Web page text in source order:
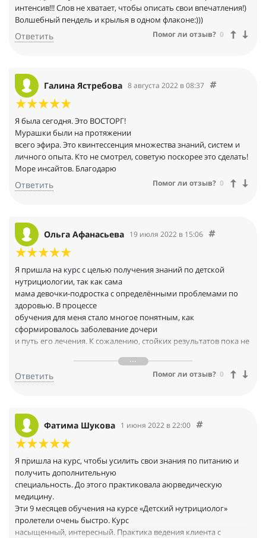
интенсив!!! Слов не хватает, чтобы описать свои впечатления!)
Волшебный пендель и крылья в одном флаконе:)))
Ответить Помог ли отзыв? 0
Галина Ястребова 8 августа 2022 в 08:37
Я была сегодня. Это ВОСТОРГ!
Мурашки были на протяжении
всего эфира. Это квинтессенция множества знаний, систем и
личного опыта. Кто не смотрел, советую поскорее это сделать!
Море инсайтов. Благодарю
Ответить Помог ли отзыв? 0
Ольга Афанасьева 19 июля 2022 в 15:06
Я пришла на курс с целью получения знаний по детской
нутрициологии, так как сама
мама девочки-подростка с определёнными проблемами по
здоровью. В процессе
обучения для меня стало многое понятным, как
сформировалось заболевание дочери
и путь его лечения. К сожалению, стойких результатов пока не
возникают трудности с элиминационной диетой, не хватает
времени для полноценной
способом не всегда проявляет сознательность. Но я вижу пути
решения проблемы,
могу отслеживать её состояние и это здорово! Я получила
много полезной и ценной
информации, которая в любом случае будет востребована.
Ответить Помог ли отзыв? 0
Фатима Шукова 1 июня 2022 в 22:00
Я пришла на курс, чтобы усилить свои знания по питанию и
получить дополнительную
специальность. До этого практиковала аюрведическую
медицину.
Эти 9 месяцев обучения на курсе «Детский нутрициолог»
пролетели очень быстро. Курс
насыщенный, интересный. Практика ведения клиента с